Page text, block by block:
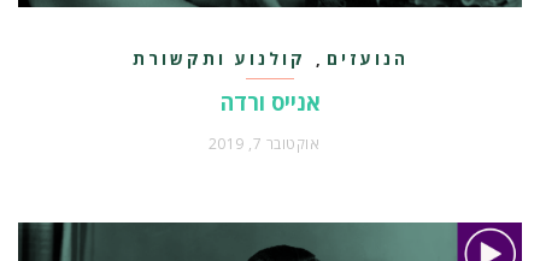
הנועזים , קולנוע ותקשורת
אנייס ורדה
אוקטובר 7, 2019